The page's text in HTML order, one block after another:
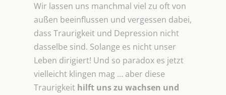
Wir lassen uns manchmal viel zu oft von
außen beeinflussen und vergessen dabei,
dass Traurigkeit und Depression nicht
dasselbe sind. Solange es nicht unser
Leben dirigiert! Und so paradox es jetzt
vielleicht klingen mag … aber diese
Traurigkeit hilft uns zu wachsen und